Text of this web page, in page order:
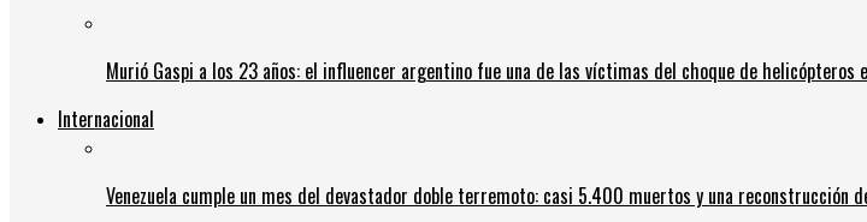
Murió Gaspi a los 23 años: el influencer argentino fue una de las víctimas del choque de helicópteros
Internacional
Venezuela cumple un mes del devastador doble terremoto: casi 5.400 muertos y una reconstrucción